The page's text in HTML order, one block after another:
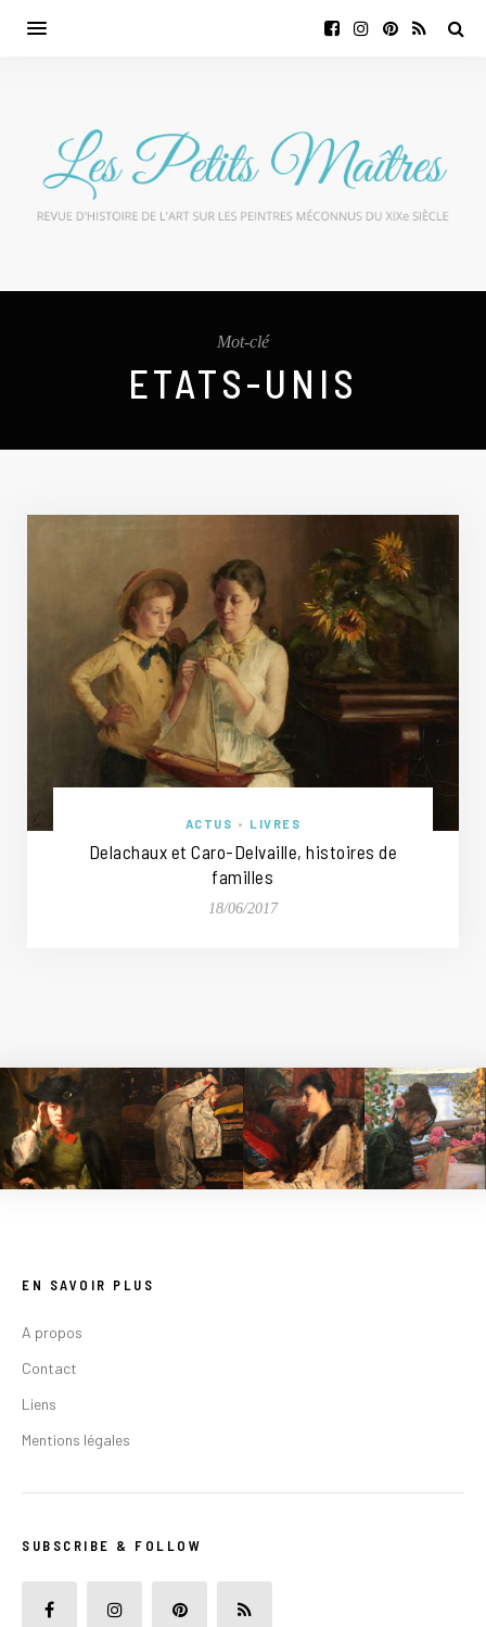
Mot-clé
ETATS-UNIS
ACTUS • LIVRES
Delachaux et Caro-Delvaille, histoires de
familles
18/06/2017
EN SAVOIR PLUS
A propos
Contact
Liens
Mentions légales
SUBSCRIBE & FOLLOW